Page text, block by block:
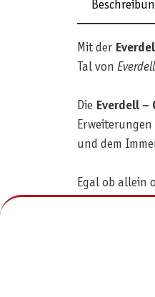
Mit der
Tal von Everdell
Die Everdell –
Erweiterungen
und dem
Egal ob allein